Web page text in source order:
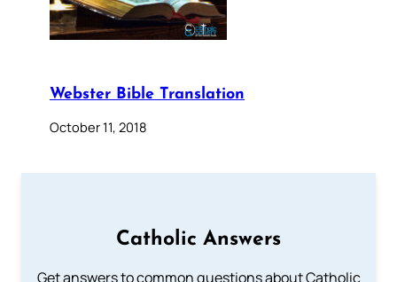
Webster Bible Translation
October 11, 2018
Catholic Answers
Get answers to common questions about Catholic